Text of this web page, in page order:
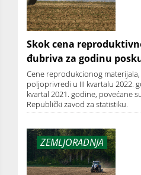
Skok cena
đubriva za godinu
Cene reprodukcionog
poljoprivredi u III kvartalu 2022.
kvartal 2021. godine, povećane
Republički zavod za statistiku.
ZEMLJORADNJA